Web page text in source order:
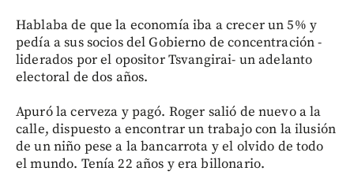
Hablaba de que la economía iba a crecer un 5% y
pedía a sus socios del Gobierno de concentración -
liderados por el opositor Tsvangirai- un adelanto
electoral de dos años.
Apuró la cerveza y pagó. Roger salió de nuevo a la
calle, dispuesto a encontrar un trabajo con la ilusión
de un niño pese a la bancarrota y el olvido de todo
el mundo. Tenía 22 años y era billonario.